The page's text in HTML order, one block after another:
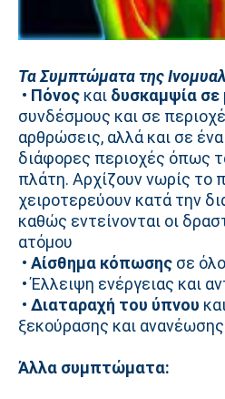
Τα Συμπτώματα της
• Πόνος και δυσκαμψία σε
συνδέσμους και σε
αρθρώσεις, αλλά και σε
διάφορες περιοχές όπως
πλάτη. Αρχίζουν νωρίς το
χειροτερεύουν κατά την
καθώς εντείνονται οι
ατόμου
• Αίσθημα κόπωσης σε
• Έλλειψη ενέργειας και
• Διαταραχή του ύπνου
ξεκούρασης και
Άλλα συμπτώματα: